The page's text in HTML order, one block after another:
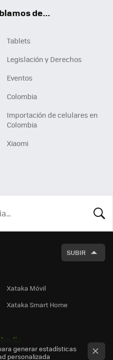
de...
Tablets
Legislación y Derechos
Eventos
Colombia
Importación de celulares en
Colombia
Xiaomi
SUBIR
Xataka Móvil
Xataka Smart Home
generar estadísticas
personalizada